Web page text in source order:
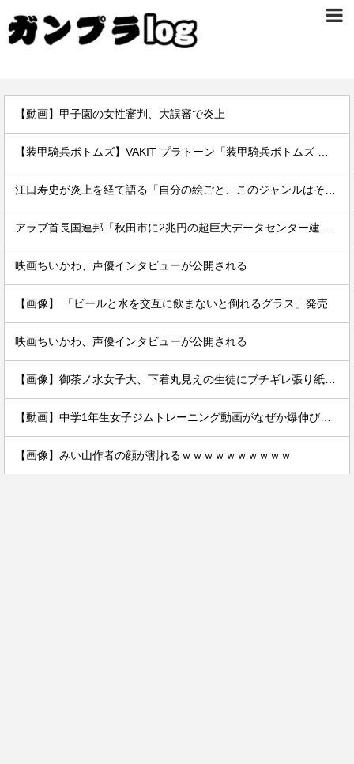
【動画】甲子園の女性審判、大誤審で炎上
映画ちいかわ、声優インタビューが公開される
【画像】 「ビールと水を交互に飲まないと倒れるグラス」発売
映画ちいかわ、声優インタビューが公開される
【画像】みい山作者の顔が割れるｗｗｗｗｗｗｗｗｗｗ